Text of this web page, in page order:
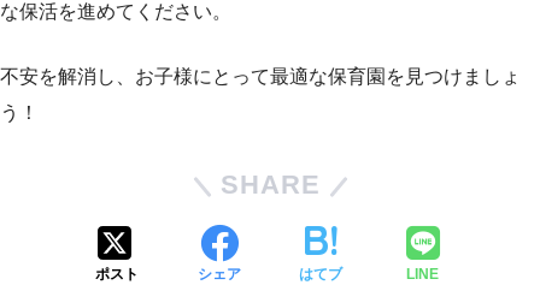
な保活を進めてください。
不安を解消し、お子様にとって最適な保育園を見つけましょ
う！
SHARE
ポスト シェア はてブ LINE